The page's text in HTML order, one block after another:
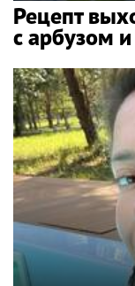
Рецепт
с арбузом